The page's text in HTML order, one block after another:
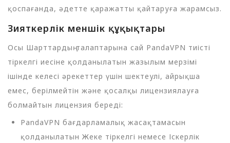
қоспағанда, әдетте қаражатты қайтаруға жарамсыз.
Зияткерлік меншік құқықтары
Осы Шарттардың талаптарына сай PandaVPN тиісті
тіркелгі иесіне қолданылатын жазылым мерзімі
ішінде келесі әрекеттер үшін шектеулі, айрықша
емес, берілмейтін және қосалқы лицензиялауға
болмайтын лицензия береді:
PandaVPN бағдарламалық жасақтамасын
қолданылатын Жеке тіркелгі немесе Іскерлік